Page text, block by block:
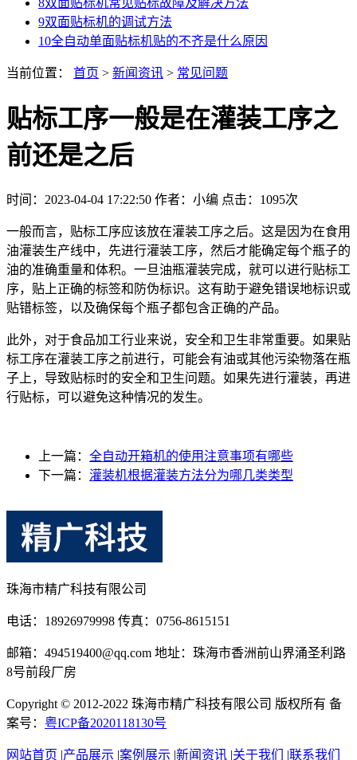
8双面贴标机常见贴标故障及解决方法
9双面贴标机的调试方法
10全自动单面贴标机贴的不齐是什么原因
当前位置： 首页 > 新闻资讯 > 常见问题
贴标工序一般是在灌装工序之
前还是之后
时间：2023-04-04 17:22:50 作者：小编 点击： 1095次
一般而言，贴标工序应该放在灌装工序之后。这是因为在食用
油灌装生产线中，先进行灌装工序，然后才能确定每个瓶子的
油的准确重量和体积。一旦油瓶灌装完成，就可以进行贴标工
序，贴上正确的标签和防伪标识。这有助于避免错误地标识或
贴错标签，以及确保每个瓶子都包含正确的产品。
此外，对于食品加工行业来说，安全和卫生非常重要。如果贴
标工序在灌装工序之前进行，可能会有油或其他污染物落在瓶
子上，导致贴标时的安全和卫生问题。如果先进行灌装，再进
行贴标，可以避免这种情况的发生。
上一篇： 全自动开箱机的使用注意事项有哪些
下一篇： 灌装机根据灌装方法分为哪几类类型
珠海市精广科技有限公司
电话：18926979998 传真：0756-8615151
邮箱：494519400@qq.com 地址：珠海市香洲前山界涌圣利路
8号前段厂房
Copyright © 2012-2022 珠海市精广科技有限公司 版权所有 备
案号： 粤ICP备2020118130号
网站首页 |产品展示 |案例展示 |新闻资讯 |关于我们 |联系我们